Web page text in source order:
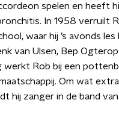
spelen en heeft
In 1958 verruilt
waar hij ’s avonds les
van Ulsen, Bep
werkt Rob bij een
Om wat
hij zanger in de band